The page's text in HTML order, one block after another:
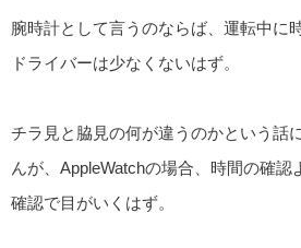
腕時計として言うのならば、運転中に
ドライバーは少なくないはず。
チラ見と脇見の何が違うのかという話
んが、AppleWatchの場合、時間の確
確認で目がいくはず。